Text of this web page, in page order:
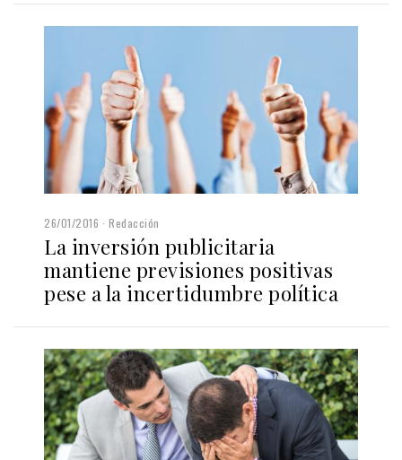
26/01/2016 Redacción
La inversión publicitaria
mantiene previsiones positivas
pese a la incertidumbre política